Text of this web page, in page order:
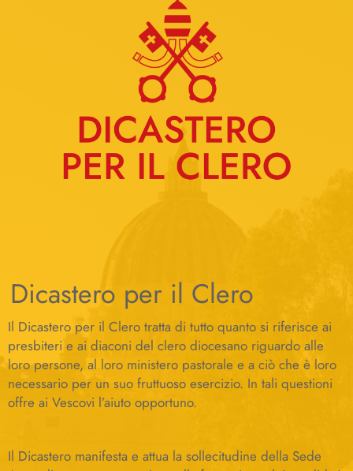
Dicastero per il Clero
Il Dicastero per il Clero tratta di tutto quanto si riferisce ai
presbiteri e ai diaconi del clero diocesano riguardo alle
loro persone, al loro ministero pastorale e a ciò che è loro
necessario per un suo fruttuoso esercizio. In tali questioni
offre ai Vescovi l’aiuto opportuno.
Il Dicastero manifesta e attua la sollecitudine della Sede